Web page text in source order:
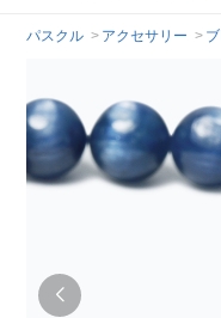
パスクル アクセサリー